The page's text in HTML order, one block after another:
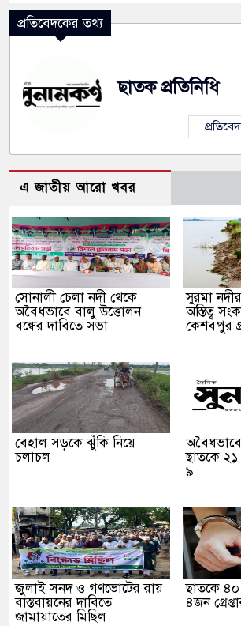
অভিযোগে সংবাদ সম্মেলন, নিরাপত্তা ও সুষ্ঠু
প্রতিবেদকের তথ্য
ছাতক প্রতিনিধি
এ জাতীয় আরো খবর
সোনালী চেলা নদী থেকে
অবৈধভাবে বালু উত্তোলন
বন্ধের দাবিতে সভা
সুরমা
অস্তিত্ব
কেশবপুর
বেহাল সড়কে ঝুঁকি নিয়ে
চলাচল
ছাতকে ২১
৯
জুলাই সনদ ও গণভোটের রায়
বাস্তবায়নের দাবিতে
জামায়াতের মিছিল
ছাতকে
৪জন